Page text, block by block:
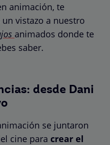
animación, te
vistazo a nuestro
animados donde te
saber.
desde Dani
se juntaron
cine para crear el